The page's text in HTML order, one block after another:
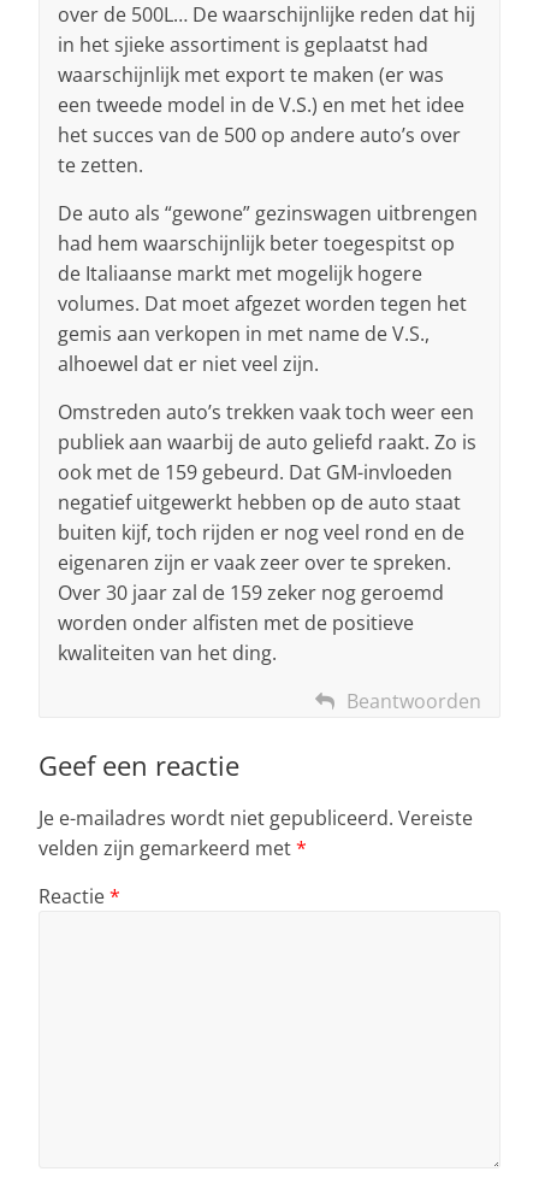
over de 500L… De waarschijnlijke reden dat hij
in het sjieke assortiment is geplaatst had
waarschijnlijk met export te maken (er was
een tweede model in de V.S.) en met het idee
het succes van de 500 op andere auto’s over
te zetten.
De auto als “gewone” gezinswagen uitbrengen
had hem waarschijnlijk beter toegespitst op
de Italiaanse markt met mogelijk hogere
volumes. Dat moet afgezet worden tegen het
gemis aan verkopen in met name de V.S.,
alhoewel dat er niet veel zijn.
Omstreden auto’s trekken vaak toch weer een
publiek aan waarbij de auto geliefd raakt. Zo is
ook met de 159 gebeurd. Dat GM-invloeden
negatief uitgewerkt hebben op de auto staat
buiten kijf, toch rijden er nog veel rond en de
eigenaren zijn er vaak zeer over te spreken.
Over 30 jaar zal de 159 zeker nog geroemd
worden onder alfisten met de positieve
kwaliteiten van het ding.
Beantwoorden
Geef een reactie
Je e-mailadres wordt niet gepubliceerd. Vereiste
velden zijn gemarkeerd met*
Reactie*